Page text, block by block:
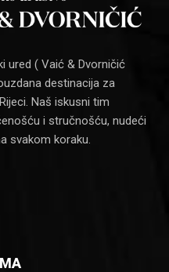
ured ( Vaić & Dvorničić
destinacija za
Naš iskusni tim
i stručnošću, nudeći
svakom koraku.